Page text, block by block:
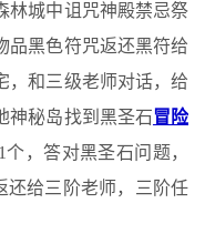
林城中诅咒神殿禁忌祭
品黑色符咒返还黑符给
，和三级老师对话，给
神秘岛找到黑圣石冒险
，答对黑圣石问题，
还给三阶老师，三阶任